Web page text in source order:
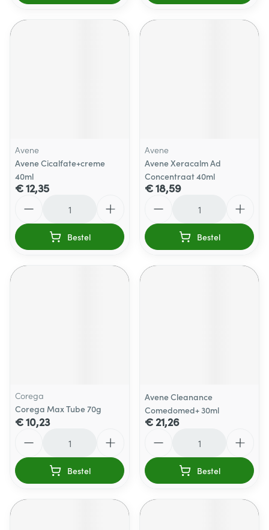
Avene
Avene Cicalfate+creme
40ml
€ 12,35
Bestel
Avene
Avene Xeracalm Ad
Concentraat 40ml
€ 18,59
Bestel
Corega
Corega Max Tube 70g
€ 10,23
Bestel
Avene Cleanance
Comedomed+ 30ml
€ 21,26
Bestel